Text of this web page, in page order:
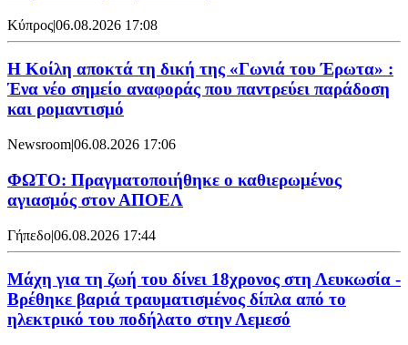
Κύπρος|06.08.2026 17:08
Η Κοίλη αποκτά τη δική της «Γωνιά του Έρωτα» :
Ένα νέο σημείο αναφοράς που παντρεύει παράδοση
και ρομαντισμό
Newsroom|06.08.2026 17:06
ΦΩΤΟ: Πραγματοποιήθηκε ο καθιερωμένος
αγιασμός στον ΑΠΟΕΛ
Γήπεδο|06.08.2026 17:44
Μάχη για τη ζωή του δίνει 18χρονος στη Λευκωσία -
Βρέθηκε βαριά τραυματισμένος δίπλα από το
ηλεκτρικό του ποδήλατο στην Λεμεσό